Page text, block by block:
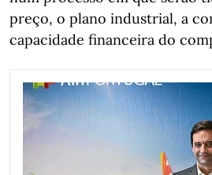
preço, o plano industrial, a
capacidade financeira do